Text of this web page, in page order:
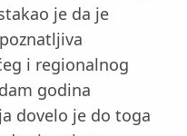
je da je
i regionalnog
godina
dovelo je do toga